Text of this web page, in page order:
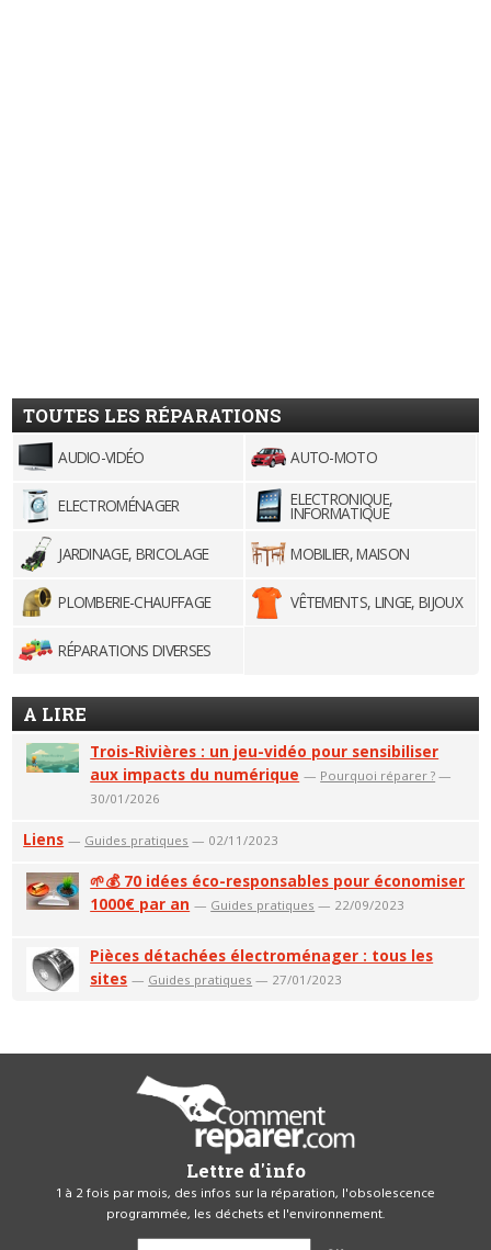
TOUTES LES RÉPARATIONS
AUDIO-VIDÉO AUTO-MOTO
ELECTROMÉNAGER ELECTRONIQUE,
INFORMATIQUE
JARDINAGE, BRICOLAGE
MOBILIER, MAISON
PLOMBERIE-CHAUFFAGE VÊTEMENTS, LINGE, BIJOUX
RÉPARATIONS DIVERSES
A LIRE
Trois-Rivières : un jeu-vidéo pour sensibiliser
aux impacts du numérique — Pourquoi réparer ? —
30/01/2026
Liens — Guides pratiques — 02/11/2023
🌱💰 70 idées éco-responsables pour économiser
1000€ par an — Guides pratiques — 22/09/2023
Pièces détachées électroménager : tous les
sites — Guides pratiques — 27/01/2023
Lettre d'info
1 à 2 fois par mois, des infos sur la réparation, l'obsolescence
programmée, les déchets et l'environnement.